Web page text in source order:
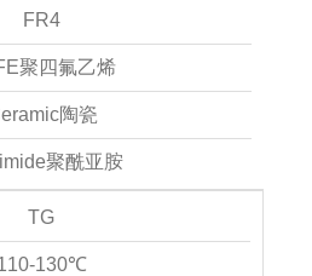
FR4
聚四氟乙烯
陶瓷
聚酰亚胺
TG
130℃